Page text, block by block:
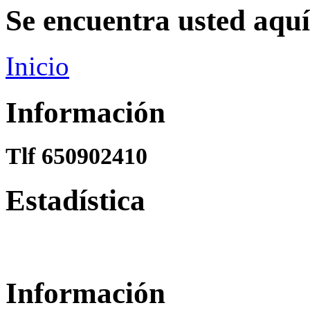
Se encuentra usted aquí
Inicio
Información
Tlf 650902410
Estadística
Información